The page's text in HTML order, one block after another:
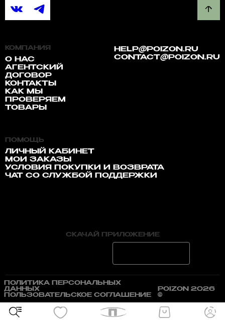
КОМПАНИЯ
О НАС
АГЕНТСКИЙ
ДОГОВОР
КОНТАКТЫ
КАК МЫ
ПРОВЕРЯЕМ
ТОВАРЫ
HELP@POIZON.RU
CONTACT@POIZON.RU
ПОМОЩЬ
ЛИЧНЫЙ КАБИНЕТ
МОИ ЗАКАЗЫ
УСЛОВИЯ ПОКУПКИ И ВОЗВРАТА
ЧАТ СО СЛУЖБОЙ ПОДДЕРЖКИ
СКАЧАЙ ПРИЛОЖЕНИЕ
ПОЛИТИКА ПЕРСОНАЛЬНЫХ
ДАННЫХ
ПОЛЬЗОВАТЕЛЬСКОЕ СОГЛАШЕНИЕ
POIZON 2026
©